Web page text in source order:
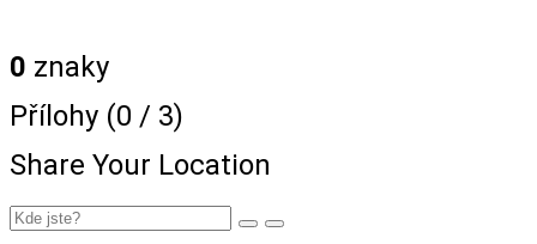
0 znaky
Přílohy (0 / 3)
Share Your Location